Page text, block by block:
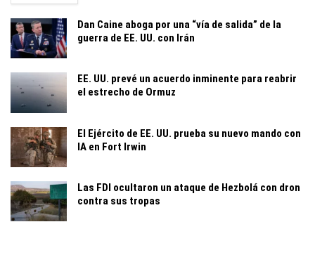
Dan Caine aboga por una “vía de salida” de la
guerra de EE. UU. con Irán
EE. UU. prevé un acuerdo inminente para reabrir
el estrecho de Ormuz
El Ejército de EE. UU. prueba su nuevo mando con
IA en Fort Irwin
Las FDI ocultaron un ataque de Hezbolá con dron
contra sus tropas